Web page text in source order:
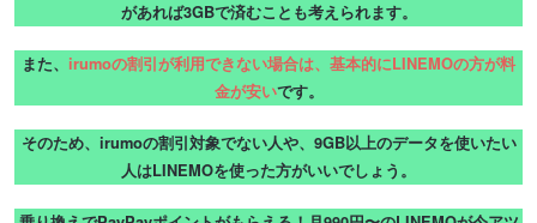
があれば3GBで済むことも考えられます。
また、 irumoの割引が利用できない場合は、基本的にLINEMOの方が料
金が安いです。
そのため、irumoの割引対象でない人や、9GB以上のデータを使いたい
人はLINEMOを使った方がいいでしょう。